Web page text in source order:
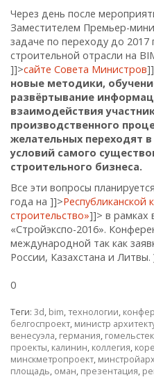
Через день после
Заместителем Премьер-
задаче по переходу до 2017
строительной отрасли на
]]>сайте Совета Министров
новые методики,
развёртывание
взаимодействия
производственного
желательных переходят
условий самого
строительного бизнеса.
Все эти вопросы
года на ]]>
строительство»]]> в рамках
«Стройэкспо-2016».
международной так как
России, Казахстана и Литвы.
0
Теги: 3d, bim,технологии,
белгоспроект, министр
венесуэла, германия,
проекты, калинин, коллегия,
минскметропроект,
площадь, оман, презентация,